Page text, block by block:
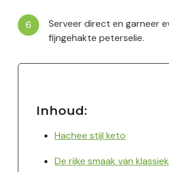
Serveer direct en garneer
fijngehakte peterselie.
Inhoud:
Hachee stijl keto
De rijke smaak van